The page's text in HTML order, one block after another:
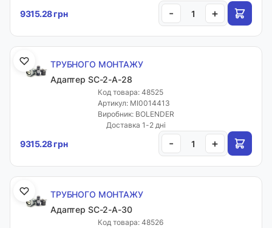
9315.28 грн - +
ТРУБНОГО МОНТАЖУ
Адаптер SC-2-A-28
Код товара: 48525
Артикул: MI0014413
Виробник: BOLENDER
Доставка 1-2 дні
9315.28 грн - +
ТРУБНОГО МОНТАЖУ
Адаптер SC-2-A-30
Код товара: 48526